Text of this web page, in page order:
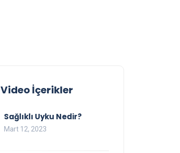
Video İçerikler
Sağlıklı Uyku Nedir?
Mart 12, 2023